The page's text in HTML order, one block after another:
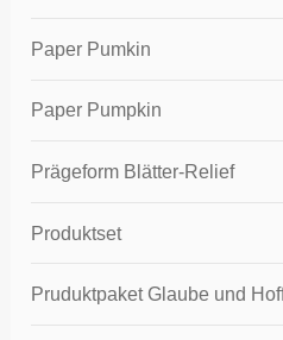
Paper Pumkin
Paper Pumpkin
Prägeform Blätter-Relief
Produktset
Pruduktpaket Glaube und